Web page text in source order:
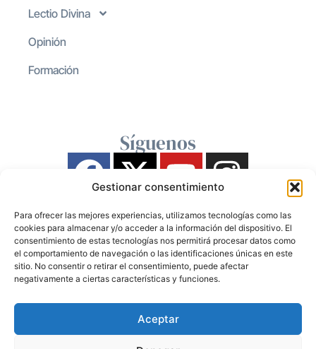
Gestionar consentimiento
Para ofrecer las mejores experiencias, utilizamos tecnologías como las
cookies para almacenar y/o acceder a la información del dispositivo. El
consentimiento de estas tecnologías nos permitirá procesar datos como
el comportamiento de navegación o las identificaciones únicas en este
sitio. No consentir o retirar el consentimiento, puede afectar
negativamente a ciertas características y funciones.
Aceptar
Lectio Divina
Opinión
Formación
Síguenos